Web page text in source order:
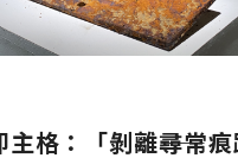
格：「剝離――尋常